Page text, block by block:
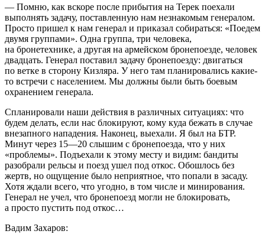
— Помню, как вскоре после прибытия на Терек поехали
выполнять задачу, поставленную нам незнакомым генералом.
Просто пришел к нам генерал и приказал собираться: «Поедем
двумя группами». Одна группа, три человека,
на бронетехнике, а другая на армейском бронепоезде, человек
двадцать. Генерал поставил задачу бронепоезду: двигаться
по ветке в сторону Кизляра. У него там планировались какие-
то встречи с населением. Мы должны были быть боевым
охранением генерала.
Спланировали наши действия в различных ситуациях: что
будем делать, если нас блокируют, кому куда бежать в случае
внезапного нападения. Наконец, выехали. Я был на БТР.
Минут через 15—20 слышим с бронепоезда, что у них
«проблемы». Подъехали к этому месту и видим: бандиты
разобрали рельсы и поезд ушел под откос. Обошлось без
жертв, но ощущение было неприятное, что попали в засаду.
Хотя ждали всего, что угодно, в том числе и минирования.
Генерал не учел, что бронепоезд могли не блокировать,
а просто пустить под откос…
Вадим Захаров: